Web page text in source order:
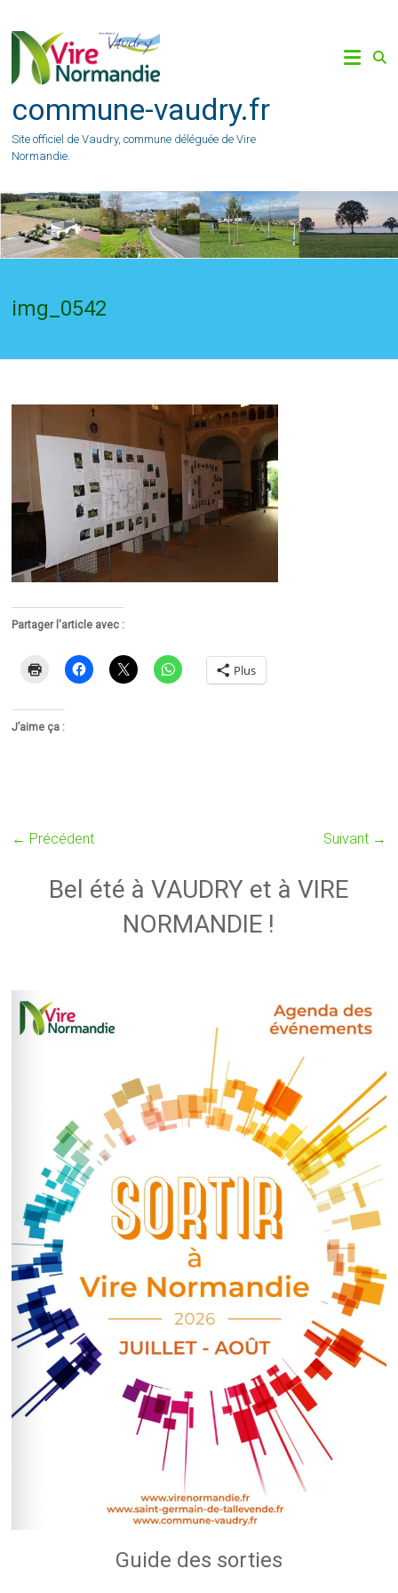
content
commune-vaudry.fr
Site officiel de Vaudry, commune déléguée de Vire
Normandie.
img_0542
Partager l'article avec :
Plus
J’aime ça :
← Précédent Suivant →
Bel été à VAUDRY et à VIRE
NORMANDIE !
Guide des sorties